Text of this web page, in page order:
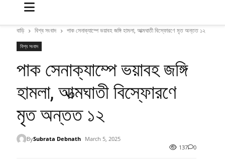
বাড়ি বিশ্ব সংবাদ পাক সেনাক্যাম্পে ভয়াবহ জঙ্গি হামলা, আত্মঘাতী বিস্ফোরণে মৃত অন্তত ১২
বিশ্ব সংবাদ
পাক সেনাক্যাম্পে ভয়াবহ জঙ্গি
হামলা, আত্মঘাতী বিস্ফোরণে
মৃত অন্তত ১২
BySubrata Debnath
March 5, 2025
137
0